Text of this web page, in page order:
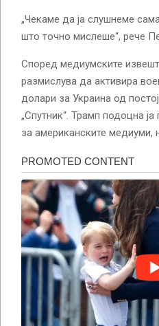
„Чекаме да ја слушнеме
што точно мислеше“, рече
Според медиумските
размислува да активира
долари за Украина од
„Спутник“. Трамп подоцна
за американските медиуми,